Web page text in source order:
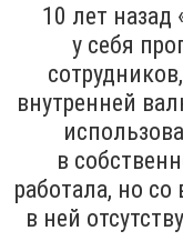
10 лет
у себя
внутренней
в
работала, но
в ней